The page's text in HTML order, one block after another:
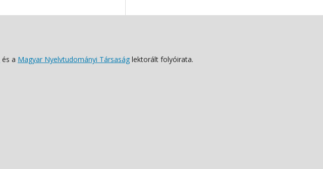
és a Magyar Nyelvtudományi Társaság lektorált folyóirata.